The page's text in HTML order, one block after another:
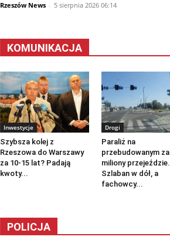
Rzeszów News - 5 sierpnia 2026 06:14
KOMUNIKACJA
Inwestycje
Szybsza kolej z
Rzeszowa do Warszawy
za 10-15 lat? Padają
kwoty...
Drogi
Paraliż na
przebudowanym za
miliony przejeździe.
Szlaban w dół, a
fachowcy...
POLICJA